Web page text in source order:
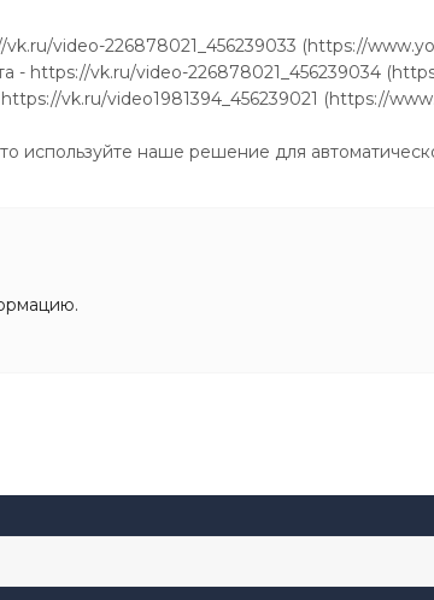
video-226878021_456239033 (https://
- https://vk.ru/video-226878021_456239034
vk.ru/video1981394_456239021 (https://
используйте наше решение для